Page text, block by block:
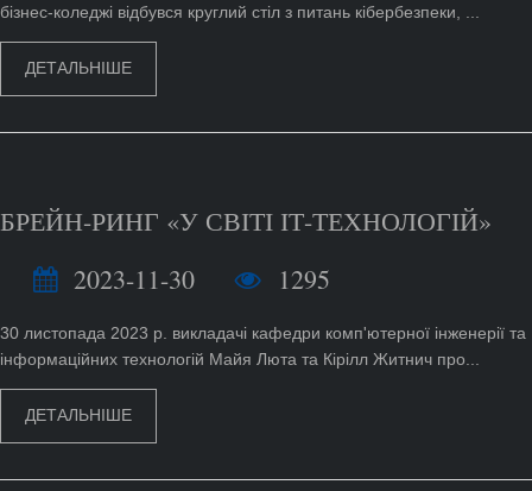
бізнес-коледжі відбувся круглий стіл з питань кібербезпеки, ...
ДЕТАЛЬНІШЕ
БРЕЙН-РИНГ «У СВІТІ ІТ-ТЕХНОЛОГІЙ»
2023-11-30
1295
30 листопада 2023 р. викладачі кафедри комп'ютерної інженерії та
інформаційних технологій Майя Люта та Кірілл Житнич про...
ДЕТАЛЬНІШЕ